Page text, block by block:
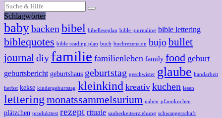
Suchen
nach:
Schlagwörter
babybacken bibel bibelleseplan bible journaling bible lettering
biblequotes bible reading plan buch buchrezension bujobullet
journaldiy familie familienleben family food geburt
geburtsbericht geburtshaus geburtstag geschwister glaube handarbeit
herbst kekse kindergeburtstag kleinkind kreativ kuchen lesen
letteringmonatssammelsurium nähen pfannkuchen
plätzchen produkttest rezept rituale sauberkeitserziehung schwangerschaft